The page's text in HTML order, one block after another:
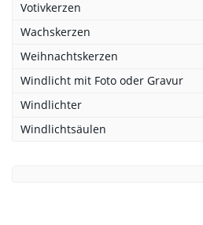
Votivkerzen
Wachskerzen
Weihnachtskerzen
Windlicht mit Foto oder Gravur
Windlichter
Windlichtsäulen